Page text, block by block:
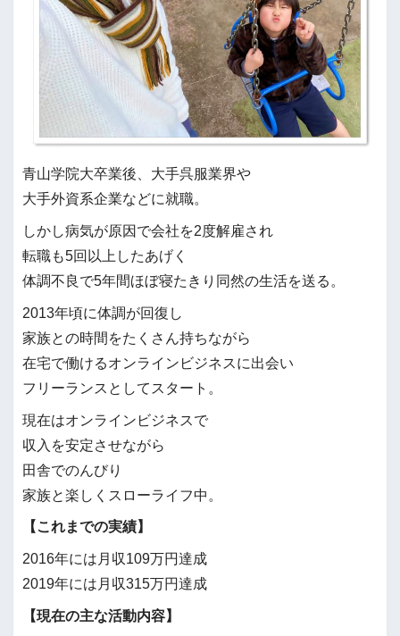
青山学院大卒業後、大手呉服業界や
大手外資系企業などに就職。
しかし病気が原因で会社を2度解雇され
転職も5回以上したあげく
体調不良で5年間ほぼ寝たきり同然の生活を送る。
2013年頃に体調が回復し
家族との時間をたくさん持ちながら
在宅で働けるオンラインビジネスに出会い
フリーランスとしてスタート。
現在はオンラインビジネスで
収入を安定させながら
田舎でのんびり
家族と楽しくスローライフ中。
【これまでの実績】
2016年には月収109万円達成
2019年には月収315万円達成
【現在の主な活動内容】